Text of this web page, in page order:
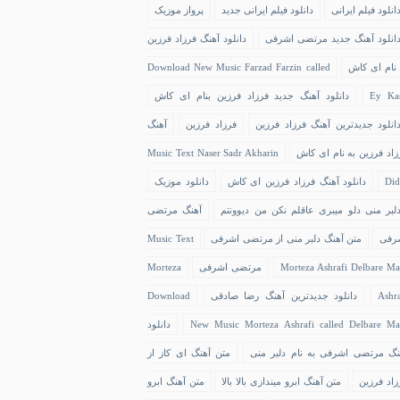
دانلود فیلم ایرانی دانلود فیلم ایرانی جدید پرواز موزیک
دانلود آهنگ جدید مرتضی اشرفی دانلود آهنگ فرزاد فرزین
نام ای کاش Download New Music Farzad Farzin called
Ey دانلود آهنگ جدید فرزاد فرزین بنام ای کاش
جدیدترین آهنگ فرزاد فرزین فرزاد فرزین آهنگ
فرزین به نام ای کاش Music Text Naser Sadr Akharin
دانلود آهنگ فرزاد فرزین ای کاش دانلود موزیک
منی دلو میبری عاقلم نکن من دیوونتم آهنگ مرتضی
متن آهنگ دلبر منی از مرتضی اشرفی Music Text
Morteza Ashrafi Delbare مرتضی اشرفی Morteza
دانلود جدیدترین آهنگ رضا صادقی Download
New Music Morteza Ashrafi called Delbare دانلود
مرتضی اشرفی به نام دلبر منی متن آهنگ ای کاز از
فرزین متن آهنگ ابرو میندازی بالا بالا متن آهنگ ابرو